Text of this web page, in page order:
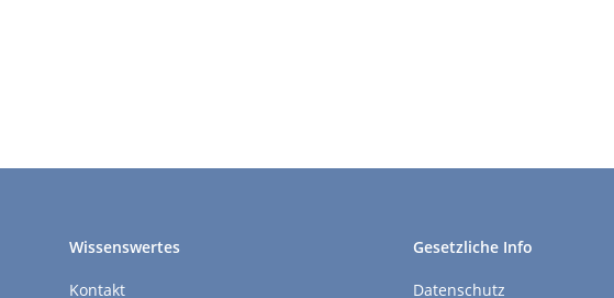
Wissenswertes
Kontakt
Gesetzliche Info
Datenschutz